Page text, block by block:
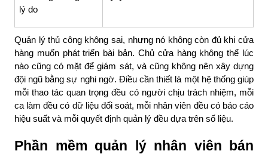
lý do
Quản lý thủ công không sai, nhưng nó không còn đủ khi cửa
hàng muốn phát triển bài bản. Chủ cửa hàng không thể lúc
nào cũng có mặt để giám sát, và cũng không nên xây dựng
đội ngũ bằng sự nghi ngờ. Điều cần thiết là một hệ thống giúp
mỗi thao tác quan trọng đều có người chịu trách nhiệm, mỗi
ca làm đều có dữ liệu đối soát, mỗi nhân viên đều có báo cáo
hiệu suất và mỗi quyết định quản lý đều dựa trên số liệu.
Phần mềm quản lý nhân viên bán